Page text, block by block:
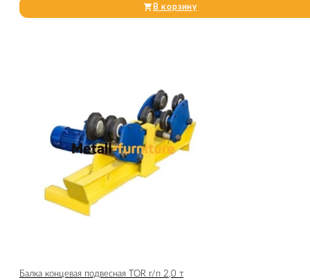
В корзину
Балка концевая подвесная TOR г/п 2,0 т